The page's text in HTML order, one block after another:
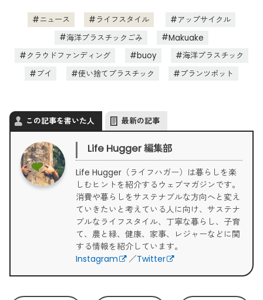
ニュース ライフスタイル
アップサイクル
海洋プラスチックごみ
Makuake
クラウドファンディング
buoy
海洋プラスチック
ブイ
使い捨てプラスチック プランツポット
この記事を書いた人 最新の記事
Life Hugger 編集部
Life Hugger（ライフハガー）は暮らしを楽
しむヒントを紹介するウェブマガジンです。
消費や暮らしをサステナブルな方向へと変え
ていきたいと考えている人に向け、サステナ
ブルなライフスタイル、丁寧な暮らし、子育
て、農と緑、健康、家事、レジャーなどに関
する情報を紹介しています。
Instagram
／Twitter